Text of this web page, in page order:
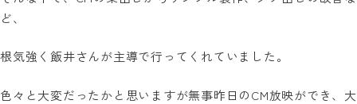
ど、
根気強く飯井さんが主導で行ってくれていました。
色々と大変だったかと思いますが無事昨日のCM放映ができ、大